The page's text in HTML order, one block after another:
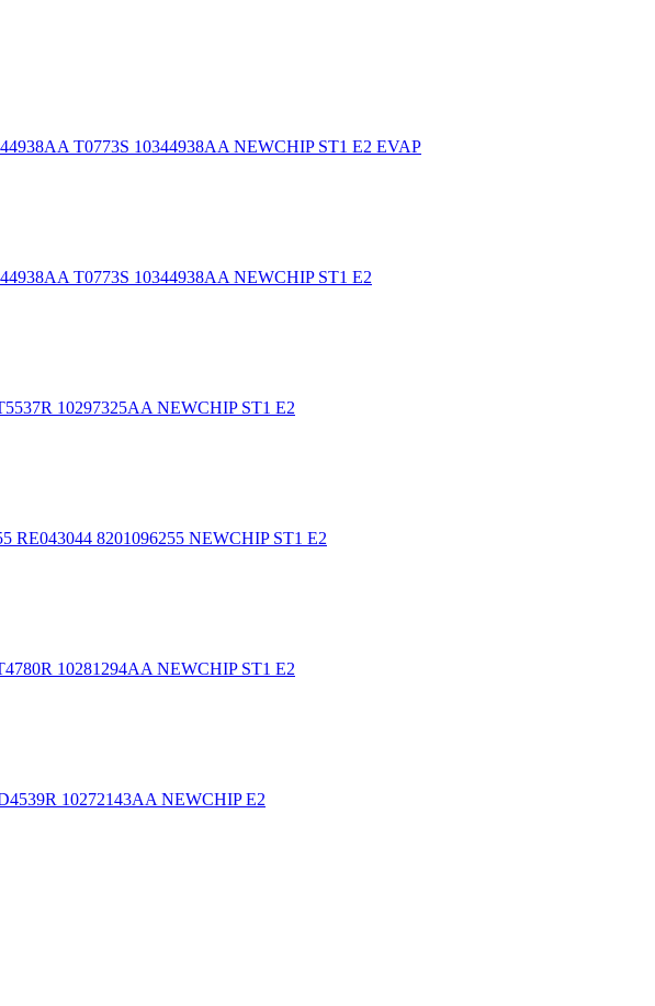
T0773S 10344938AA NEWCHIP ST1 E2 EVAP
T0773S 10344938AA NEWCHIP ST1 E2
10297325AA NEWCHIP ST1 E2
RE043044 8201096255 NEWCHIP ST1 E2
10281294AA NEWCHIP ST1 E2
10272143AA NEWCHIP E2